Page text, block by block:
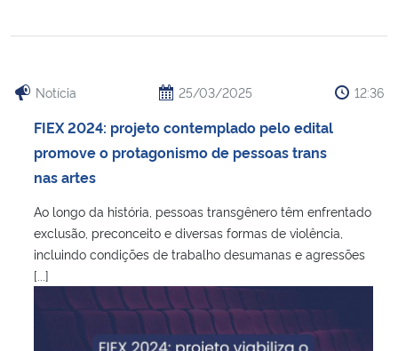
Notícia 25/03/2025 12:36
FIEX 2024: projeto contemplado pelo edital
promove o protagonismo de pessoas trans
nas artes
Ao longo da história, pessoas transgênero têm enfrentado
exclusão, preconceito e diversas formas de violência,
incluindo condições de trabalho desumanas e agressões
[...]